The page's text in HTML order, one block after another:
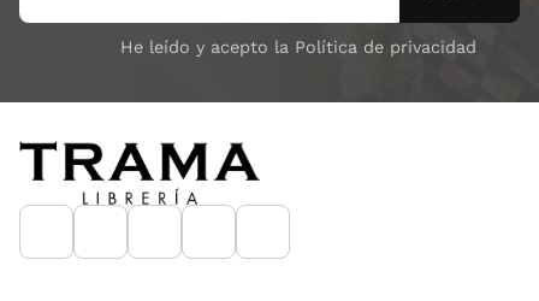
He leído y acepto la Política de privacidad